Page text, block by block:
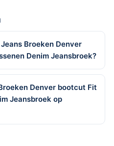
Broeken Denver
Denim Jeansbroek?
Denver bootcut Fit
Jeansbroek op